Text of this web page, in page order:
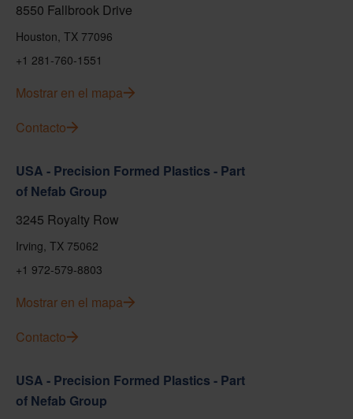
8550 Fallbrook Drive
Houston, TX 77096
+1 281-760-1551
Mostrar en el mapa
Contacto
USA - Precision Formed Plastics - Part
of Nefab Group
3245 Royalty Row
Irving, TX 75062
+1 972-579-8803
Mostrar en el mapa
Contacto
USA - Precision Formed Plastics - Part
of Nefab Group